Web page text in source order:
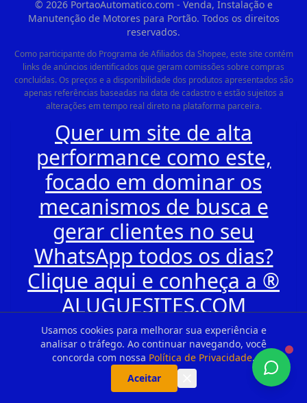
Usamos cookies para melhorar sua experiência e
analisar o tráfego. Ao continuar navegando, você
concorda com nossa Política de Privacidade.
Aceitar
© 2026PortaoAutomatico.com - Venda, Instalação e
Manutenção de Motores para Portão. Todos os direitos
reservados.
Como participante do Programa de Afiliados da Shopee, este site contém
links de anúncios identificados que geram comissões sobre compras
concluídas. Os preços e a disponibilidade dos produtos apresentados são
apenas referências baseadas na data de cadastro e estão sujeitos a
alterações em tempo real direto na plataforma parceira.
Quer um site de alta
performance como este,
focado em dominar os
mecanismos de busca e
gerar clientes no seu
WhatsApp todos os dias?
Clique aqui e conheça a ®
ALUGUESITES.COM